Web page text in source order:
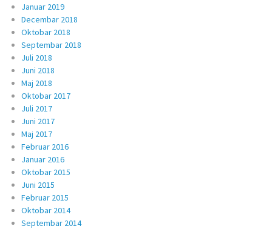
Januar 2019
Decembar 2018
Oktobar 2018
Septembar 2018
Juli 2018
Juni 2018
Maj 2018
Oktobar 2017
Juli 2017
Juni 2017
Maj 2017
Februar 2016
Januar 2016
Oktobar 2015
Juni 2015
Februar 2015
Oktobar 2014
Septembar 2014